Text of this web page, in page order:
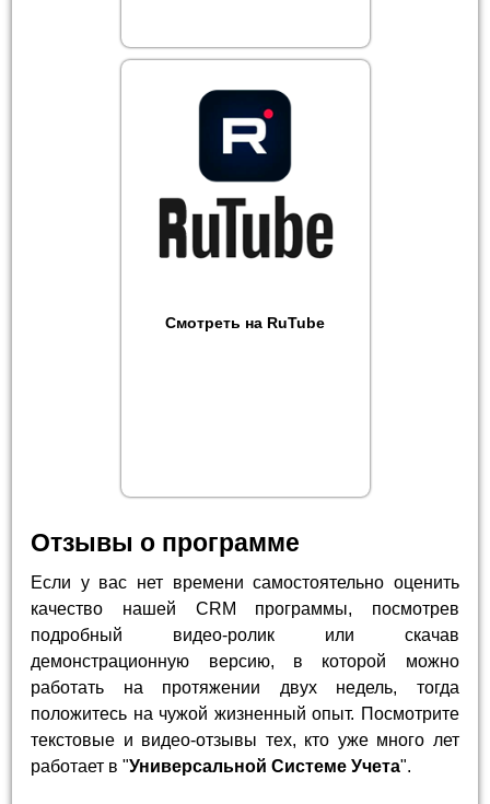
Смотреть на RuTube
Отзывы о программе
Если у вас нет времени самостоятельно оценить
качество нашей CRM программы, посмотрев
подробный видео-ролик или скачав
демонстрационную версию, в которой можно
работать на протяжении двух недель, тогда
положитесь на чужой жизненный опыт. Посмотрите
текстовые и видео-отзывы тех, кто уже много лет
работает в "Универсальной Системе Учета".